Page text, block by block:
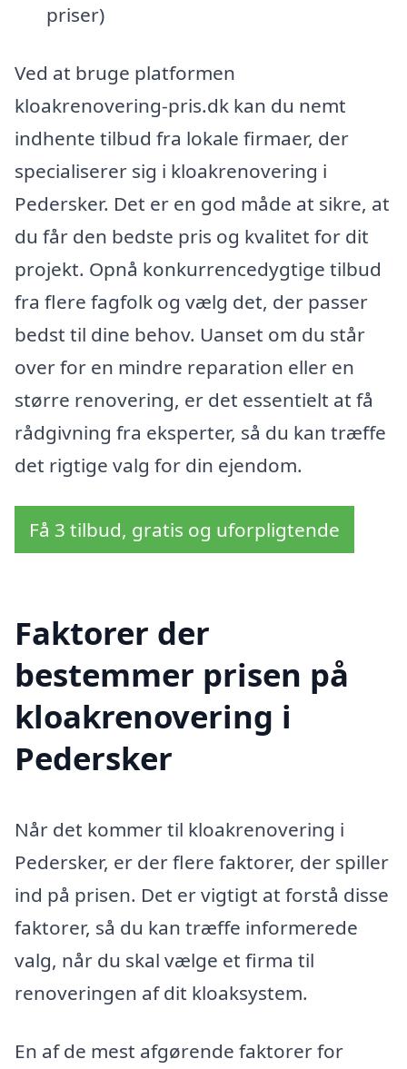
priser)
Ved at bruge platformen
kloakrenovering-pris.dk kan du nemt
indhente tilbud fra lokale firmaer, der
specialiserer sig i kloakrenovering i
Pedersker. Det er en god måde at sikre, at
du får den bedste pris og kvalitet for dit
projekt. Opnå konkurrencedygtige tilbud
fra flere fagfolk og vælg det, der passer
bedst til dine behov. Uanset om du står
over for en mindre reparation eller en
større renovering, er det essentielt at få
rådgivning fra eksperter, så du kan træffe
det rigtige valg for din ejendom.
Få 3 tilbud, gratis og uforpligtende
Faktorer der
bestemmer prisen på
kloakrenovering i
Pedersker
Når det kommer til kloakrenovering i
Pedersker, er der flere faktorer, der spiller
ind på prisen. Det er vigtigt at forstå disse
faktorer, så du kan træffe informerede
valg, når du skal vælge et firma til
renoveringen af dit kloaksystem.
En af de mest afgørende faktorer for